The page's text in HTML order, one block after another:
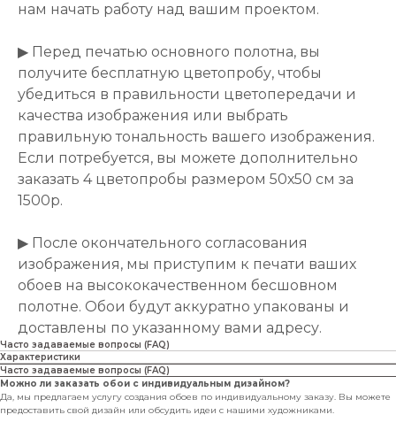
нам начать работу над вашим проектом.
▶ Перед печатью основного полотна, вы
получите бесплатную цветопробу, чтобы
убедиться в правильности цветопередачи и
качества изображения или выбрать
правильную тональность вашего изображения.
Если потребуется, вы можете дополнительно
заказать 4 цветопробы размером 50х50 см за
1500р.
▶ После окончательного согласования
изображения, мы приступим к печати ваших
обоев на высококачественном бесшовном
полотне. Обои будут аккуратно упакованы и
доставлены по указанному вами адресу.
Часто задаваемые вопросы (FAQ)
Характеристики
Часто задаваемые вопросы (FAQ)
Можно ли заказать обои с индивидуальным дизайном?
Да, мы предлагаем услугу создания обоев по индивидуальному заказу. Вы можете
предоставить свой дизайн или обсудить идеи с нашими художниками.